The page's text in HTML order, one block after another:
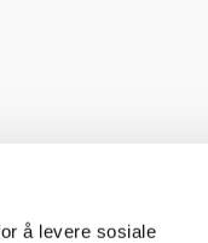
å levere sosiale